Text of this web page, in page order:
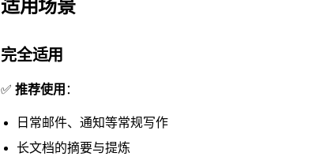
适用场景
完全适用
✅ 推荐使用 ：
日常邮件、通知等常规写作
长文档的摘要与提炼